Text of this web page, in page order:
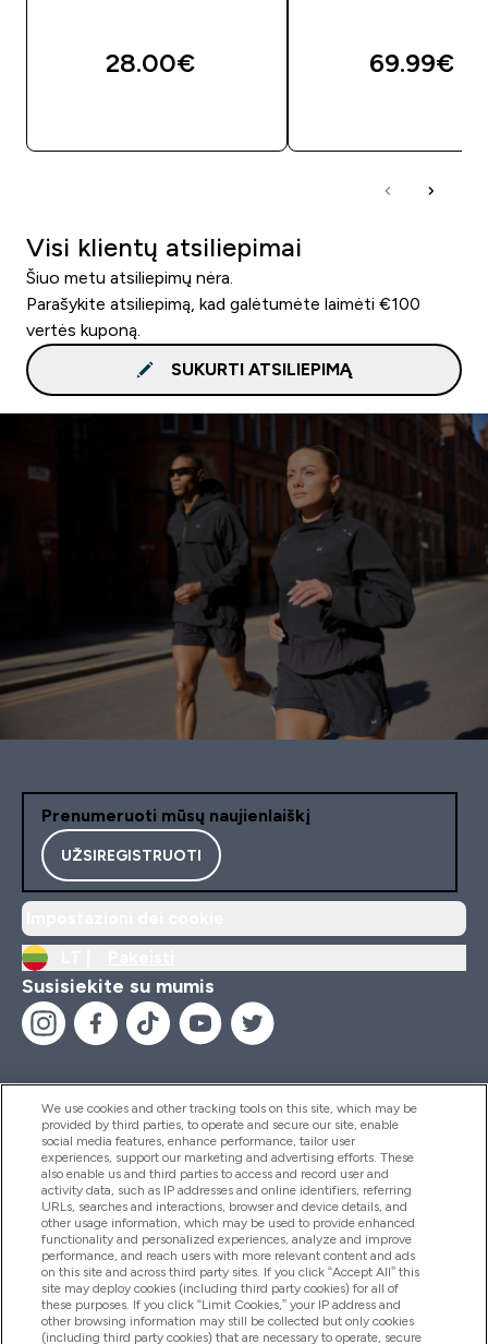
28.00€‎ 69.99€‎
Visi klientų atsiliepimai
Šiuo metu atsiliepimų nėra.
Parašykite atsiliepimą, kad galėtumėte laimėti €100
vertės kuponą.
SUKURTI ATSILIEPIMĄ
Prenumeruoti mūsų naujienlaiškį
UŽSIREGISTRUOTI
Susisiekite su mumis
Pagalba Ir Informacija
Produktai
Informacija Apie Kompaniją
We use cookies and other tracking tools on this site, which may be
provided by third parties, to operate and secure our site, enable
social media features, enhance performance, tailor user
experiences, support our marketing and advertising efforts. These
also enable us and third parties to access and record user and
activity data, such as IP addresses and online identifiers, referring
URLs, searches and interactions, browser and device details, and
other usage information, which may be used to provide enhanced
functionality and personalized experiences, analyze and improve
performance, and reach users with more relevant content and ads
on this site and across third party sites. If you click “Accept All” this
site may deploy cookies (including third party cookies) for all of
these purposes. If you click “Limit Cookies,” your IP address and
other browsing information may still be collected but only cookies
(including third party cookies) that are necessary to operate, secure